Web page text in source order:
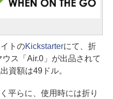
トのKickstarterにて、折
ス「Air.0」が出品されて
資額は49ドル。
平らに、使用時には折り